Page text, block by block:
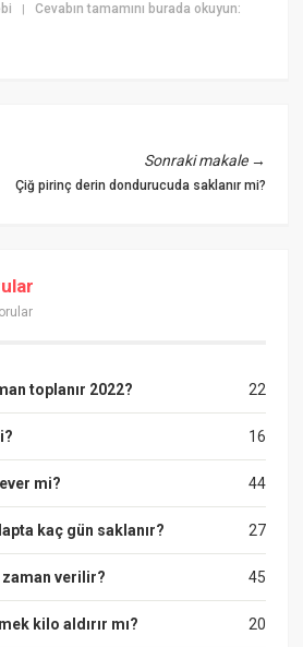
|Cevabın tamamını burada okuyun:
Sonraki makale→
Çiğ pirinç derin dondurucuda saklanır mi?
22
toplanır 2022?
16
44
mi?
27
kaç gün saklanır?
45
zaman verilir?
20
kilo aldırır mı?